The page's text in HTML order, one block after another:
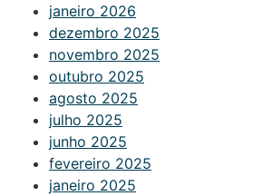
janeiro 2026
dezembro 2025
novembro 2025
outubro 2025
agosto 2025
julho 2025
junho 2025
fevereiro 2025
janeiro 2025